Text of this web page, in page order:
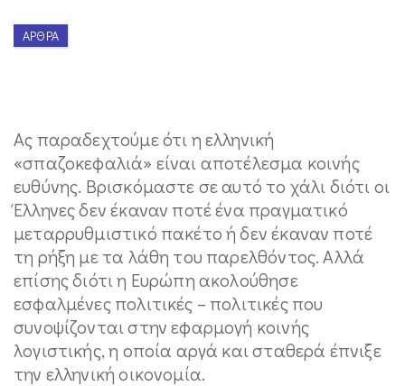
ΆΡΘΡΑ
Ας παραδεχτούμε ότι η ελληνική
«σπαζοκεφαλιά» είναι αποτέλεσμα κοινής
ευθύνης. Βρισκόμαστε σε αυτό το χάλι διότι οι
Έλληνες δεν έκαναν ποτέ ένα πραγματικό
μεταρρυθμιστικό πακέτο ή δεν έκαναν ποτέ
τη ρήξη με τα λάθη του παρελθόντος. Αλλά
επίσης διότι η Ευρώπη ακολούθησε
εσφαλμένες πολιτικές – πολιτικές που
συνοψίζονται στην εφαρμογή κοινής
λογιστικής, η οποία αργά και σταθερά έπνιξε
την ελληνική οικονομία.